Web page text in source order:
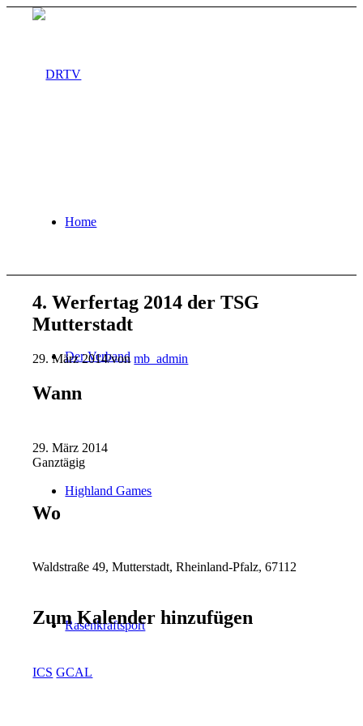
Home
Der Verband
Highland Games
Rasenkraftsport
4. Werfertag 2014 der TSG
Mutterstadt
29. März 2014/vonmb_admin
Wann
29. März 2014
Ganztägig
Wo
Waldstraße 49, Mutterstadt, Rheinland-Pfalz, 67112
Zum Kalender hinzufügen
ICS GCAL